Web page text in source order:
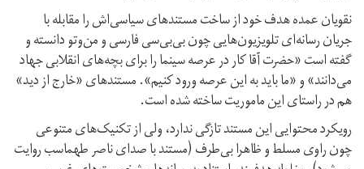
نقویان عمده هدف خود از ساخت مستندهای سیاسی‌اش را مقابله با
جریان رسانه‌ای تلویزیون‌هایی چون بی‌بی‌سی فارسی و من‌وتو دانسته و
گفته است «حضرت آقا کار در عرصه سینما را برای بچه‌های انقلابی جهاد
می‌دانند» و «ما باید به این عرصه ورود کنیم». مستند‌های «خارج از دید»
هم در راستای این ماموریت ساخته شده است.
رویکرد محتوایی این مستند تازگی ندارد، ولی از تکنیک‌های متنوعی
چون راوی مسلط و ظاهرا بی‌طرف (مستند با صدای ناصر طهماسب روایت